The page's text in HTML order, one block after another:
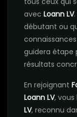
avec Loann LV
débutant ou
guidera étape
résultats
En rejoignant
Loann LV,
LV, reconnu